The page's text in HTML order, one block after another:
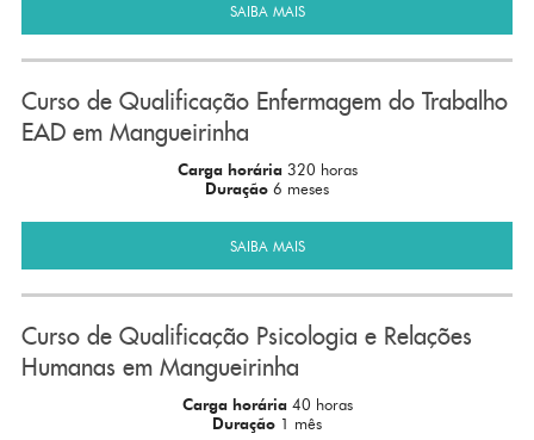
SAIBA MAIS
Curso de Qualificação Enfermagem do Trabalho
EAD em Mangueirinha
Carga horária 320 horas
Duração 6 meses
SAIBA MAIS
Curso de Qualificação Psicologia e Relações
Humanas em Mangueirinha
Carga horária 40 horas
Duração 1 mês